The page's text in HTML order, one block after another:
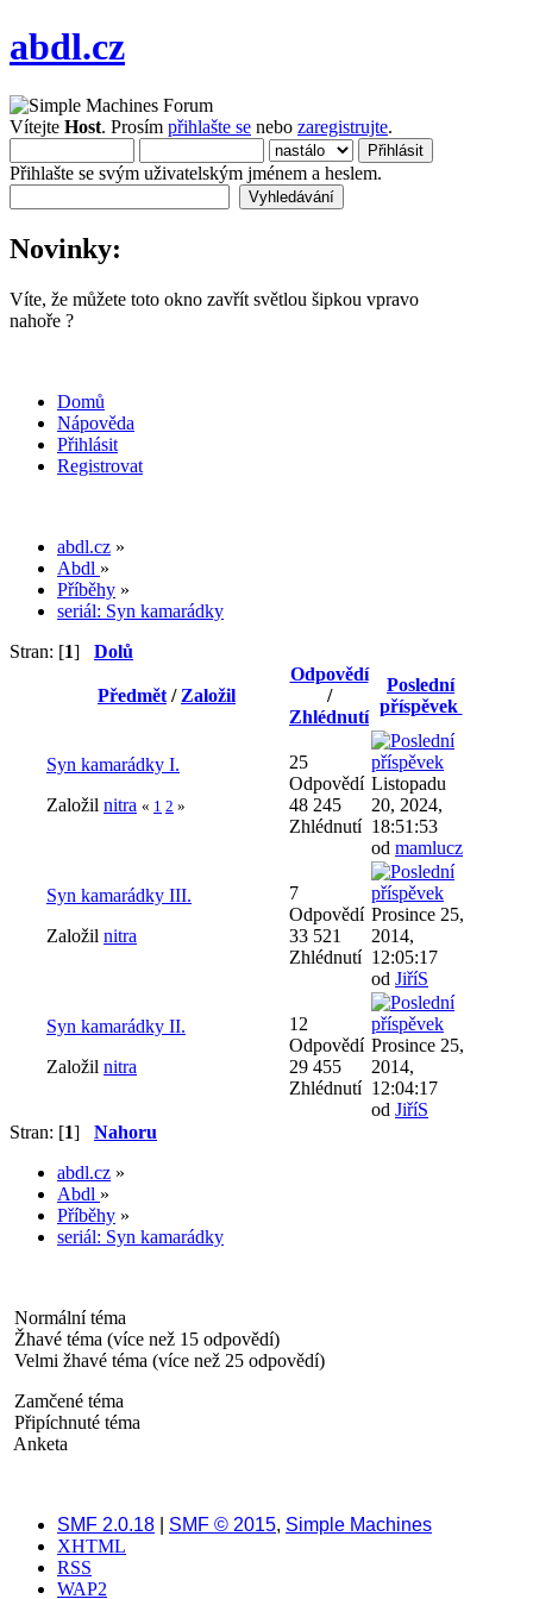
abdl.cz
Vítejte Host. Prosím přihlašte se nebo zaregistrujte.
Přihlašte se svým uživatelským jménem a heslem.
Novinky:
Víte, že můžete toto okno zavřít světlou šipkou vpravo
nahoře ?
Domů
Nápověda
Přihlásit
Registrovat
abdl.cz »
Abdl »
Příběhy »
seriál: Syn kamarádky
Stran: [1] Dolů
Předmět / Založil
Odpovědí
/
Zhlédnutí
Poslední
příspěvek
Syn kamarádky I.
Založil nitra « 1 2 »
25
Odpovědí
48 245
Zhlédnutí
Listopadu
20, 2024,
18:51:53
od mamlucz
Syn kamarádky III.
Založil nitra
7
Odpovědí
33 521
Zhlédnutí
Prosince 25,
2014,
12:05:17
od JiříS
Syn kamarádky II.
Založil nitra
12
Odpovědí
29 455
Zhlédnutí
Prosince 25,
2014,
12:04:17
od JiříS
Stran: [1] Nahoru
abdl.cz »
Abdl »
Příběhy »
seriál: Syn kamarádky
Normální téma
Žhavé téma (více než 15 odpovědí)
Velmi žhavé téma (více než 25 odpovědí)
Zamčené téma
Připíchnuté téma
Anketa
SMF 2.0.18 SMF © 2015, Simple Machines
XHTML
RSS
WAP2